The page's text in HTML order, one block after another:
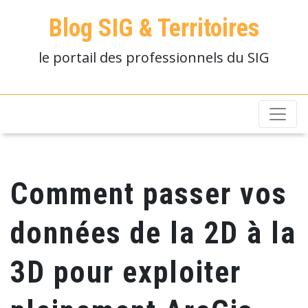
Blog SIG & Territoires
le portail des professionnels du SIG
Comment passer vos
données de la 2D à la
3D pour exploiter